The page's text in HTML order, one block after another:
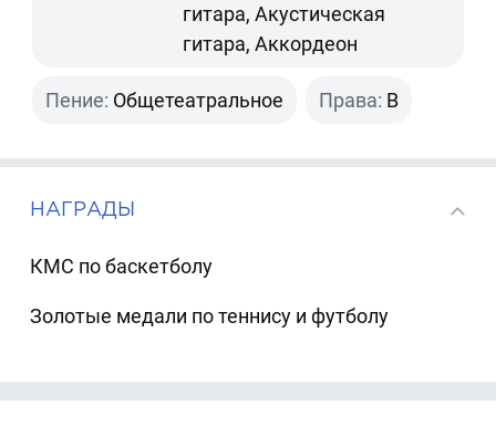
гитара, Акустическая
гитара, Аккордеон
Пение: Общетеатральное Права: B
НАГРАДЫ
КМС по баскетболу
Золотые медали по теннису и футболу